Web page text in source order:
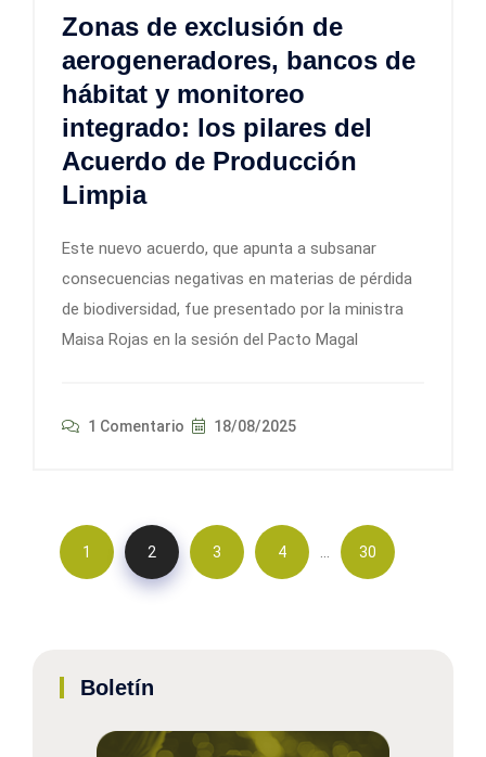
Zonas de exclusión de
aerogeneradores, bancos de
hábitat y monitoreo
integrado: los pilares del
Acuerdo de Producción
Limpia
Este nuevo acuerdo, que apunta a subsanar
consecuencias negativas en materias de pérdida
de biodiversidad, fue presentado por la ministra
Maisa Rojas en la sesión del Pacto Magal
1 Comentario 18/08/2025
1 2 3 4 … 30
Boletín